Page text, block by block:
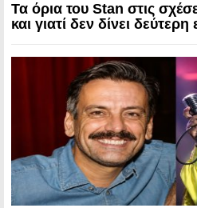
Τα όρια του Stan στις
και γιατί δεν δίνει δεύτερη